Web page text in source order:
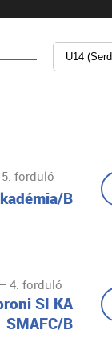
U14
forduló
B
4. forduló
SI KA
SMAFC/B